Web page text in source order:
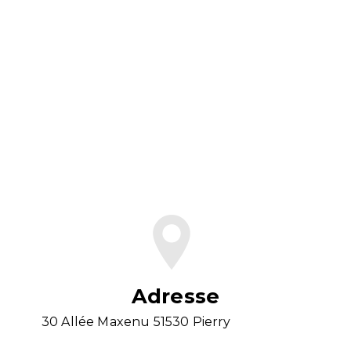
Adresse
30 Allée Maxenu 51530 Pierry